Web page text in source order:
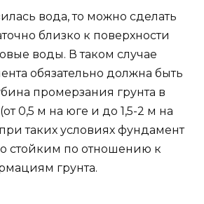
вода, то можно сделать
близко к поверхности
воды. В таком случае
обязательно должна быть
промерзания грунта в
0,5 м на юге и до 1,5-2 м на
таких условиях фундамент
стойким по отношению к
грунта.